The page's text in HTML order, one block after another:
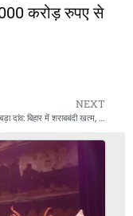
करोड़ रुपए से
NEXT